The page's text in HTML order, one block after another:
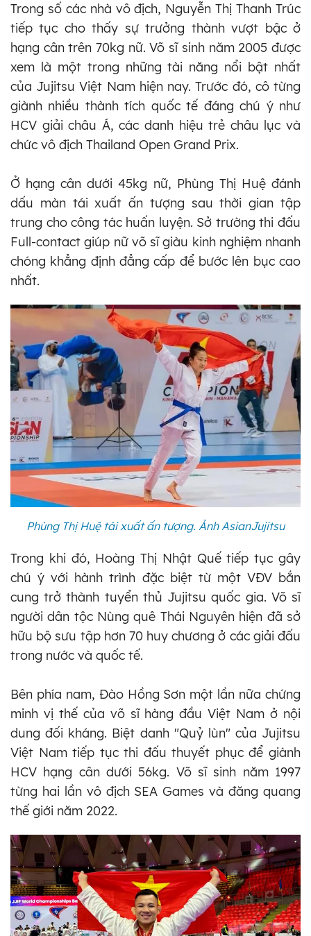
Trong số các nhà vô địch, Nguyễn Thị Thanh Trúc
tiếp tục cho thấy sự trưởng thành vượt bậc ở
hạng cân trên 70kg nữ. Võ sĩ sinh năm 2005 được
xem là một trong những tài năng nổi bật nhất
của Jujitsu Việt Nam hiện nay. Trước đó, cô từng
giành nhiều thành tích quốc tế đáng chú ý như
HCV giải châu Á, các danh hiệu trẻ châu lục và
chức vô địch Thailand Open Grand Prix.
Ở hạng cân dưới 45kg nữ, Phùng Thị Huệ đánh
dấu màn tái xuất ấn tượng sau thời gian tập
trung cho công tác huấn luyện. Sở trường thi đấu
Full-contact giúp nữ võ sĩ giàu kinh nghiệm nhanh
chóng khẳng định đẳng cấp để bước lên bục cao
nhất.
Phùng Thị Huệ tái xuất ấn tượng. Ảnh AsianJujitsu
Trong khi đó, Hoàng Thị Nhật Quế tiếp tục gây
chú ý với hành trình đặc biệt từ một VĐV bắn
cung trở thành tuyển thủ Jujitsu quốc gia. Võ sĩ
người dân tộc Nùng quê Thái Nguyên hiện đã sở
hữu bộ sưu tập hơn 70 huy chương ở các giải đấu
trong nước và quốc tế.
Bên phía nam, Đào Hồng Sơn một lần nữa chứng
minh vị thế của võ sĩ hàng đầu Việt Nam ở nội
dung đối kháng. Biệt danh "Quỷ lùn" của Jujitsu
Việt Nam tiếp tục thi đấu thuyết phục để giành
HCV hạng cân dưới 56kg. Võ sĩ sinh năm 1997
từng hai lần vô địch SEA Games và đăng quang
thế giới năm 2022.